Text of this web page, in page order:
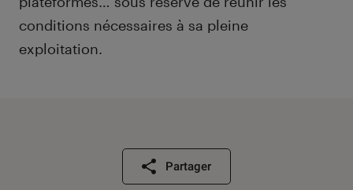
conditions nécessaires à sa pleine
exploitation.
Partager